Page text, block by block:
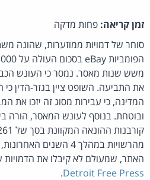
זמן קריאה: פחות מדקה
סוחר של דמויות ממוזערות, שהונה
משש שנות מאסר. נמסר כי העונש
את התביעה. השופט ציין בגזר-הדין
המדינה, כי עבירות מסוג זה יזכו את
ובוטחת. בנוסף לעונש המאסר,
האתר, שמעולם לא קיבלו את הדמויות
Detroit Free Press
.